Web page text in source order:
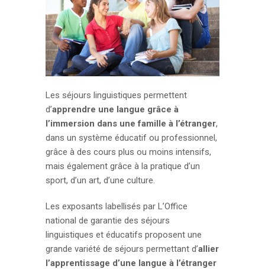
Les séjours linguistiques permettent
d’apprendre une langue grâce à
l’immersion dans une famille à l’étranger,
dans un système éducatif ou professionnel,
grâce à des cours plus ou moins intensifs,
mais également grâce à la pratique d’un
sport, d’un art, d’une culture.
Les exposants labellisés par L’Office
national de garantie des séjours
linguistiques et éducatifs proposent une
grande variété de séjours permettant d’allier
l’apprentissage d’une langue à l’étranger